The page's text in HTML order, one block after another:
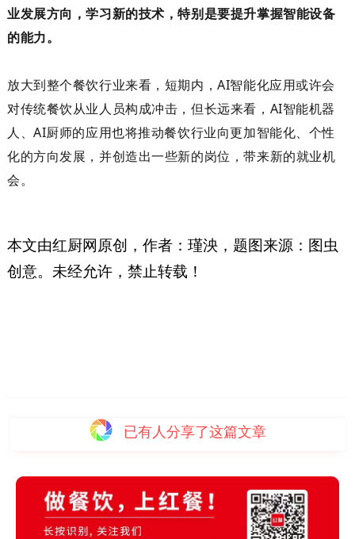
业发展方向，学习新的技术，特别是要提升掌握智能设备
的能力。
放大到整个餐饮行业来看， 短期内，AI智能化应用或许会
对传统餐饮从业人员构成冲击，但长远来看， AI智能机器
人、AI厨师的应用也将推动餐饮行业向更加智能化、个性
化的方向发展，并创造出一些新的岗位，带来新的就业机
会。
本文由红厨网原创， 作者：瑾泱，题图来源：图虫
创意。 未经允许， 禁止转载！
已有 人分享了这篇文章